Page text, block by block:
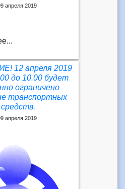
апреля 2019
12 апреля 2019
до 10.00 будет
ограничено
транспортных
средств.
апреля 2019